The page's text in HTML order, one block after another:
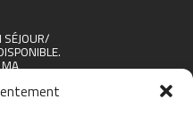
SÉJOUR/
MA